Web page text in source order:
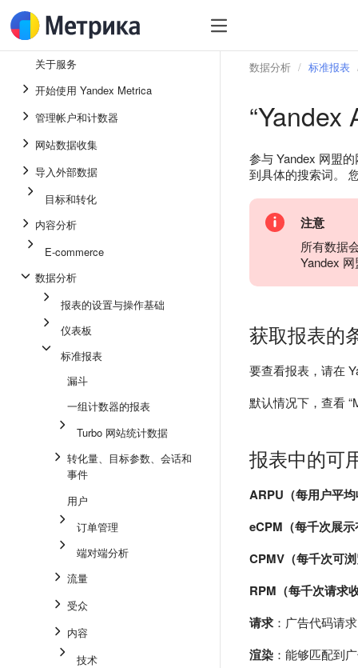
关于服务
开始使用 Yandex Metrica
管理帐户和计数器
网站数据收集
导入外部数据
目标和转化
内容分析
E-commerce
数据分析
报表的设置与操作基础
仪表板
标准报表
漏斗
一组计数器的报表
Turbo 网站统计数据
转化量、目标参数、会话和
事件
用户
订单管理
端对端分析
流量
受众
内容
技术
数据分析 标准报表
“Yandex
参与 Yandex 网盟
到具体的搜索词。
注意
所有数据
Yandex
获取报表的
要查看报表，请在
默认情况下，查看
报表中的可
ARPU（每用户平
eCPM（每千次展
CPMV（每千次可
RPM（每千次请求
请求 ：广告代码请
渲染 ：能够匹配到